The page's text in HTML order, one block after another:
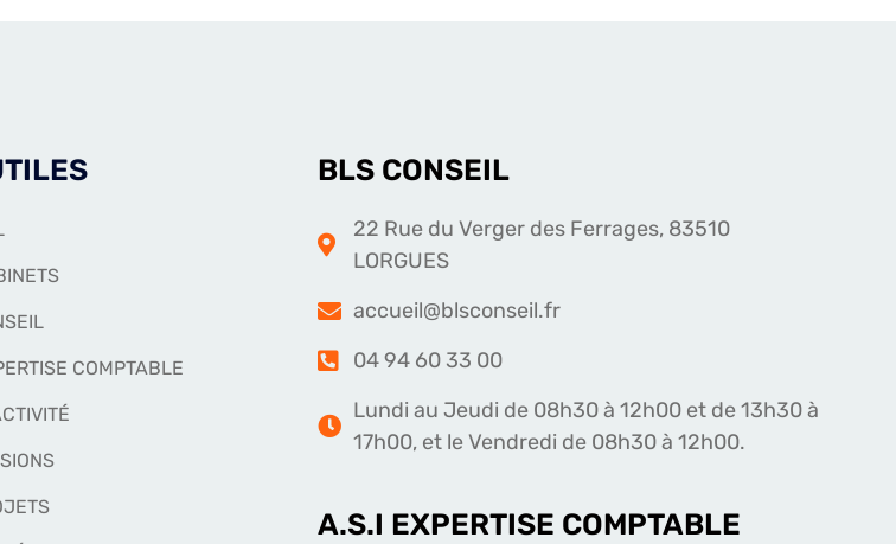
COMPTABLE
BLS CONSEIL
22 Rue du Verger des Ferrages, 83510
LORGUES
accueil@blsconseil.fr
04 94 60 33 00
Lundi au Jeudi de 08h30 à 12h00 et de 13h30 à
17h00, et le Vendredi de 08h30 à 12h00.
A.S.I EXPERTISE COMPTABLE